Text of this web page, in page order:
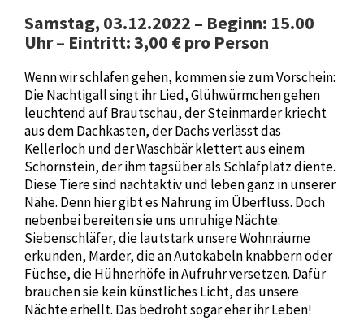
Samstag, 03.12.2022 – Beginn: 15.00
Uhr – Eintritt: 3,00 € pro Person
Wenn wir schlafen gehen, kommen sie zum Vorschein:
Die Nachtigall singt ihr Lied, Glühwürmchen gehen
leuchtend auf Brautschau, der Steinmarder kriecht
aus dem Dachkasten, der Dachs verlässt das
Kellerloch und der Waschbär klettert aus einem
Schornstein, der ihm tagsüber als Schlafplatz diente.
Diese Tiere sind nachtaktiv und leben ganz in unserer
Nähe. Denn hier gibt es Nahrung im Überfluss. Doch
nebenbei bereiten sie uns unruhige Nächte:
Siebenschläfer, die lautstark unsere Wohnräume
erkunden, Marder, die an Autokabeln knabbern oder
Füchse, die Hühnerhöfe in Aufruhr versetzen. Dafür
brauchen sie kein künstliches Licht, das unsere
Nächte erhellt. Das bedroht sogar eher ihr Leben!